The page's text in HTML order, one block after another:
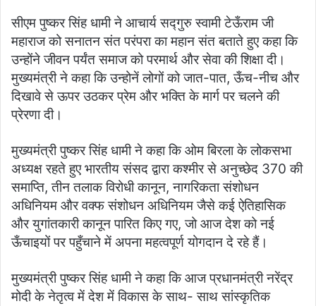
सीएम पुष्कर सिंह धामी ने आचार्य सद्गुरु स्वामी टेऊँराम जी
महाराज को सनातन संत परंपरा का महान संत बताते हुए कहा कि
उन्होंने जीवन पर्यंत समाज को परमार्थ और सेवा की शिक्षा दी।
मुख्यमंत्री ने कहा कि उन्होनें लोगों को जात-पात, ऊँच-नीच और
दिखावे से ऊपर उठकर प्रेम और भक्ति के मार्ग पर चलने की
प्रेरणा दी।
मुख्यमंत्री पुष्कर सिंह धामी ने कहा कि ओम बिरला के लोकसभा
अध्यक्ष रहते हुए भारतीय संसद द्वारा कश्मीर से अनुच्छेद 370 की
समाप्ति, तीन तलाक विरोधी कानून, नागरिकता संशोधन
अधिनियम और वक्फ संशोधन अधिनियम जैसे कई ऐतिहासिक
और युगांतकारी कानून पारित किए गए, जो आज देश को नई
ऊँचाइयों पर पहुँचाने में अपना महत्वपूर्ण योगदान दे रहे हैं।
मुख्यमंत्री पुष्कर सिंह धामी ने कहा कि आज प्रधानमंत्री नरेंद्र
मोदी के नेतृत्व में देश में विकास के साथ- साथ सांस्कृतिक